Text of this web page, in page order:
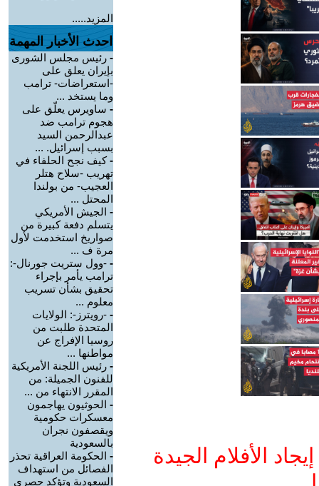
الأفلام الجيدة
المزيد.....
احدث الأخبار المهمة
- رئيس مجلس الشورى
بإيران يعلق على
-استعراضات- ترامب
وما يستخد ...
- ساويرس يعلّق على
هجوم ترامب ضد
عبدالرحمن السيد
بسبب إسرائيل. ...
-كيف نجح الحلفاء في
تهريب -سلاح هتلر
العجيب- من بولندا
المحتل ...
- الجيش الأمريكي
يتسلم دفعة كبيرة من
صواريخ استخدمت لأول
مرة ف ...
- -وول ستريت جورنال-:
ترامب يأمر بإجراء
تحقيق بشأن تسريب
معلوم ...
- -رويترز-: الولايات
المتحدة طلبت من
روسيا الإفراج عن
مواطنها ...
- رئيس اللجنة الأمريكية
للفنون الجميلة: من
المقرر الانتهاء من ...
- الحوثيون يهاجمون
معسكرات حكومية
ويقصفون نجران
بالسعودية
- الحكومة العراقية تحذر
الفصائل من استهداف
السعودية وتؤكد حصري